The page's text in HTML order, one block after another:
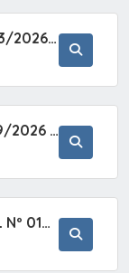
PREGÃO ELETRÔNICO Nº 023/2026 - AQUISIÇÃO DE ENXOVAL INFANTIL, EM ATENDIMENTO À SECRETARIA MUNICIPAL DE EDUCAÇÃO, ATRAVÉS DO SISTEMA DE REGISTRO DE PREÇOS (SRP).
PREGÃO ELETRÔNICO Nº 019/2026 - CONTRATAÇÃO DE EMPRESA ESPECIALIZADA PARA A PRESTAÇÃO DE SERVIÇOS VETERINÁRIOS CLÍNICOS E CIRÚRGICOS, COM FOCO EM AÇÕES DE SAÚDE PÚBLICA, BEM-ESTAR ANIMAL E CONTROLE POPULACIONAL ÉTICO DE CÃES E GATOS, EM ATENDIMENTO À
CONCORRÊNCIA PRESENCIAL Nº 018/2026 - PAVIMENTAÇÃO ASFÁLTICA NO BAIRRO VOTUPOCA ? ESTRADA DA RAPOSA, NO MUNICÍPIO DE SETE BARRAS/SP